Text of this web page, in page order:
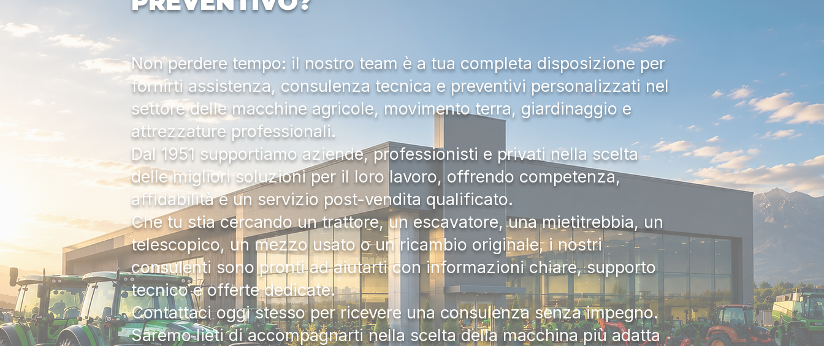
Non perdere tempo: il nostro team è a tua completa disposizione per
fornirti assistenza, consulenza tecnica e preventivi personalizzati nel
settore delle macchine agricole, movimento terra, giardinaggio e
attrezzature professionali.
Dal 1951 supportiamo aziende, professionisti e privati nella scelta
delle migliori soluzioni per il loro lavoro, offrendo competenza,
affidabilità e un servizio post-vendita qualificato.
Che tu stia cercando un trattore, un escavatore, una mietitrebbia, un
telescopico, un mezzo usato o un ricambio originale, i nostri
consulenti sono pronti ad aiutarti con informazioni chiare, supporto
tecnico e offerte dedicate.
Contattaci oggi stesso per ricevere una consulenza senza impegno.
Saremo lieti di accompagnarti nella scelta della macchina più adatta